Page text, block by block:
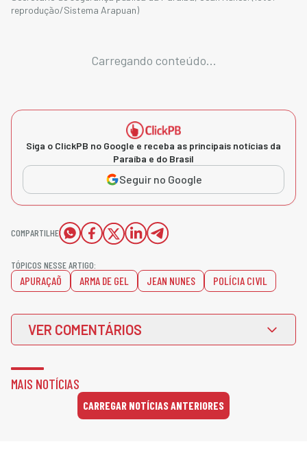
reprodução/Sistema Arapuan)
Carregando conteúdo...
Siga o ClickPB no Google e receba as principais notícias da
Paraíba e do Brasil
Seguir no Google
COMPARTILHE
TÓPICOS NESSE ARTIGO:
APURAÇAÕ ARMA DE GEL JEAN NUNES POLÍCIA CIVIL
VER COMENTÁRIOS
MAIS NOTÍCIAS
CARREGAR NOTÍCIAS ANTERIORES